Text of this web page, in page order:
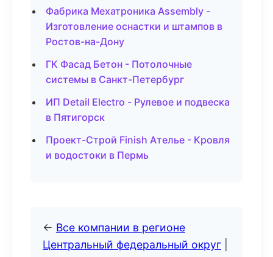
Фабрика Мехатроника Assembly -
Изготовление оснастки и штампов в
Ростов-на-Дону
ГК Фасад Бетон - Потолочные
системы в Санкт-Петербург
ИП Detail Electro - Рулевое и подвеска
в Пятигорск
Проект-Строй Finish Ателье - Кровля
и водостоки в Пермь
← Все компании в регионе
Центральный федеральный округ